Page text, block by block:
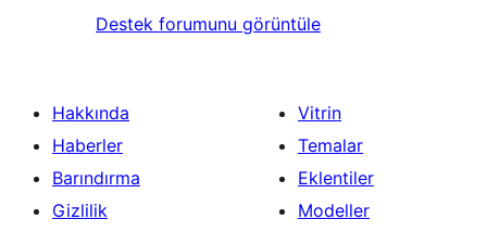
Destek forumunu görüntüle
Hakkında
Haberler
Barındırma
Gizlilik
Vitrin
Temalar
Eklentiler
Modeller